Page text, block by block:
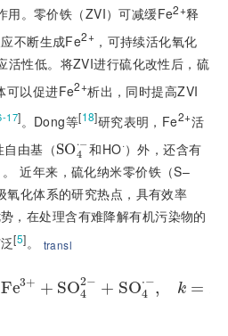
用。零价铁（ZVI）可减缓Fe2+释
不断生成Fe2+ ，可持续活化氧化
活性低。将ZVI进行硫化改性后，硫
可以促进Fe2+析出，同时提高ZVI
17]。Dong等[18]研究表明，Fe2+活
由基（SO⋅−
4
和HO·）外，还含有
近年来，硫化纳米零价铁（S–
氧化体系的研究热点，具有效率
，在处理含有难降解有机污染物的
[5]。 transl
Fe3+ + SO2−
4
+ SO⋅−
4 , k =
82−→ Fe 3++SO 42 −+SO4 k=2×